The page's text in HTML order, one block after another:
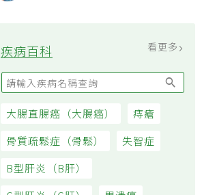
疾病百科 看更多
大腸直腸癌（大腸癌）
痔瘡
骨質疏鬆症（骨鬆）
失智症
B型肝炎（B肝）